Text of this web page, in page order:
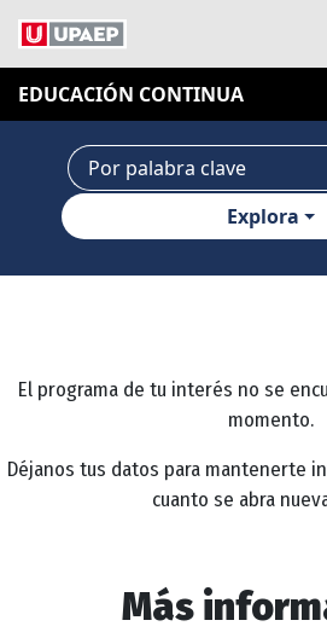
EDUCACIÓN CONTINUA
Explora
El programa de tu interés no se
momento.
Déjanos tus datos para mantenerte
cuanto se abra
Más